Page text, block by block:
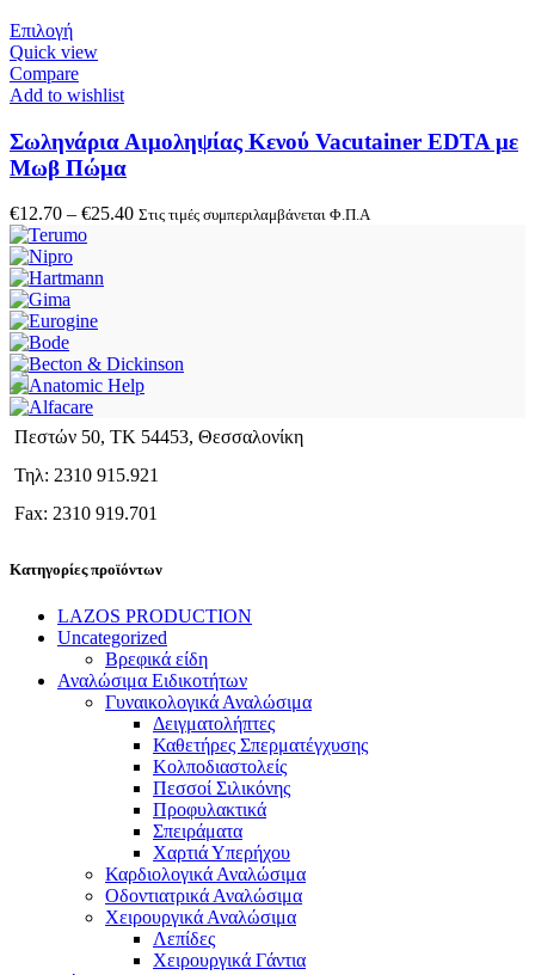
Επιλογή
Quick view
Compare
Add to wishlist
Σωληνάρια Αιμοληψίας Κενού Vacutainer EDTA με
Μωβ Πώμα
€12.70 – €25.40 Στις τιμές συμπεριλαμβάνεται Φ.Π.Α
Πεστών 50, ΤΚ 54453, Θεσσαλονίκη
Τηλ: 2310 915.921
Fax: 2310 919.701
Κατηγορίες προϊόντων
LAZOS PRODUCTION
Uncategorized
Βρεφικά είδη
Αναλώσιμα Ειδικοτήτων
Γυναικολογικά Αναλώσιμα
Δειγματολήπτες
Καθετήρες Σπερματέγχυσης
Κολποδιαστολείς
Πεσσοί Σιλικόνης
Προφυλακτικά
Σπειράματα
Χαρτιά Υπερήχου
Καρδιολογικά Αναλώσιμα
Οδοντιατρικά Αναλώσιμα
Χειρουργικά Αναλώσιμα
Λεπίδες
Χειρουργικά Γάντια